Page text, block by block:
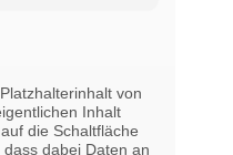
von
Inhalt
die Schaltfläche
dabei Daten an